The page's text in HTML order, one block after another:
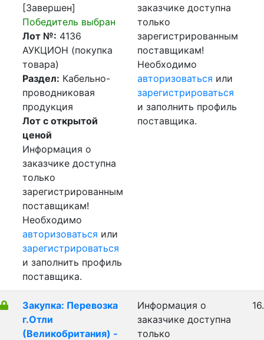
[Завершен]
Победитель выбран
Лот №: 4136
АУКЦИОН (покупка
товара)
Раздел: Кабельно-
проводниковая
продукция
Лот с открытой
ценой
Информация о
заказчике доступна
только
зарегистрированным
поставщикам!
Необходимо
авторизоваться или
зарегистрироваться
и заполнить профиль
поставщика.
заказчике доступна
только
зарегистрированным
поставщикам!
Необходимо
авторизоваться или
зарегистрироваться
и заполнить профиль
поставщика.
Закупка: Перевозка
г.Отли
(Великобритания) -
Информация о
заказчике доступна
только